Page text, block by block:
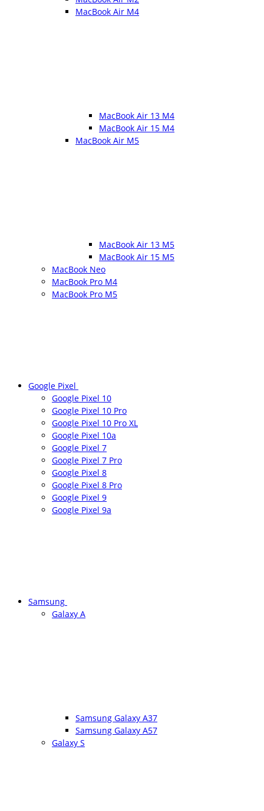
MacBook Air M4
MacBook Air 13 M4
MacBook Air 15 M4
MacBook Air M5
MacBook Air 13 M5
MacBook Air 15 M5
MacBook Neo
MacBook Pro M4
MacBook Pro M5
Google Pixel
Google Pixel 10
Google Pixel 10 Pro
Google Pixel 10 Pro XL
Google Pixel 10a
Google Pixel 7
Google Pixel 7 Pro
Google Pixel 8
Google Pixel 8 Pro
Google Pixel 9
Google Pixel 9a
Samsung
Galaxy A
Samsung Galaxy A37
Samsung Galaxy A57
Galaxy S